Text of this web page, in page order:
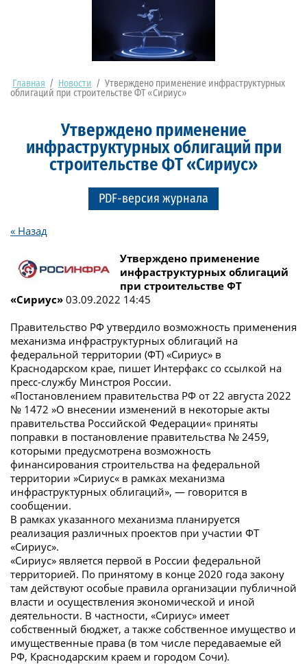
Главная / Новости / Утверждено применение инфраструктурных
облигаций при строительстве ФТ «Сириус»
Утверждено применение
инфраструктурных облигаций при
строительстве ФТ «Сириус»
PDF-версия журнала
« Назад
Утверждено применение
инфраструктурных облигаций
при строительстве ФТ
«Сириус» 03.09.2022 14:45
Правительство РФ утвердило возможность применения
механизма инфраструктурных облигаций на
федеральной территории (ФТ) «Сириус» в
Краснодарском крае, пишет Интерфакс со ссылкой на
пресс-службу Минстроя России.
«Постановлением правительства РФ от 22 августа 2022
№ 1472 »О внесении изменений в некоторые акты
правительства Российской Федерации« приняты
поправки в постановление правительства № 2459,
которыми предусмотрена возможность
финансирования строительства на федеральной
территории »Сириус« в рамках механизма
инфраструктурных облигаций», — говорится в
сообщении.
В рамках указанного механизма планируется
реализация различных проектов при участии ФТ
«Сириус».
«Сириус» является первой в России федеральной
территорией. По принятому в конце 2020 года закону
там действуют особые правила организации публичной
власти и осуществления экономической и иной
деятельности. В частности, «Сириус» имеет
собственный бюджет, а также собственное имущество и
имущественные права (в том числе передаваемые ей
РФ, Краснодарским краем и городом Сочи).